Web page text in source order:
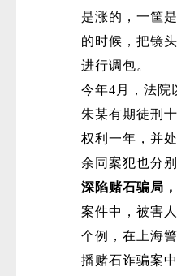
是涨的，一筐
的时候，把镜
进行调包。
今年4月，法院
朱某有期徒刑
权利一年，并
余同案犯也分别
深陷赌石骗局，
案件中，被害
个例，在上海
播赌石诈骗案